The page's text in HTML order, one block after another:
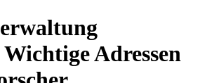
Adressen